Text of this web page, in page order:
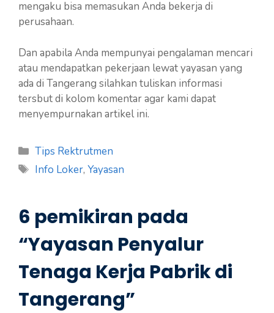
mengaku bisa memasukan Anda bekerja di
perusahaan.
Dan apabila Anda mempunyai pengalaman mencari
atau mendapatkan pekerjaan lewat yayasan yang
ada di Tangerang silahkan tuliskan informasi
tersbut di kolom komentar agar kami dapat
menyempurnakan artikel ini.
Kategori
Tips Rektrutmen
Tag
Info Loker,Yayasan
6 pemikiran pada
“Yayasan Penyalur
Tenaga Kerja Pabrik di
Tangerang”